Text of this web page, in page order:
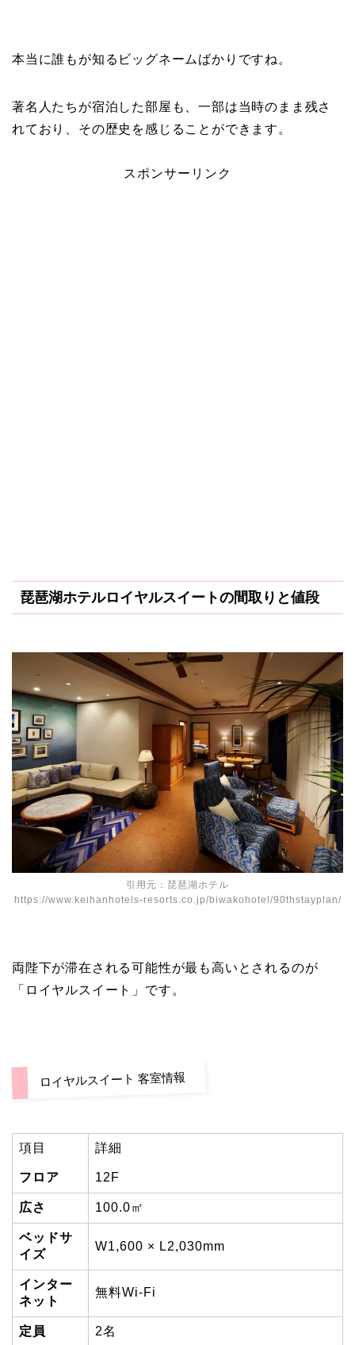
本当に誰もが知るビッグネームばかりですね。
著名人たちが宿泊した部屋も、一部は当時のまま残さ
れており、その歴史を感じることができます。
スポンサーリンク
琵琶湖ホテルロイヤルスイートの間取りと値段
引用元：琵琶湖ホテル
https://www.keihanhotels-resorts.co.jp/biwakohotel/90thstayplan/
両陛下が滞在される可能性が最も高いとされるのが
「ロイヤルスイート」です。
ロイヤルスイート 客室情報
項目 詳細
フロア 12F
広さ 100.0㎡
ベッドサ
イズ
W1,600 × L2,030mm
インター
ネット
無料Wi-Fi
定員 2名